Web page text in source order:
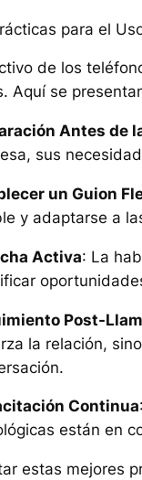
para el
de los
Aquí se
Antes de
sus
un Guion
y adaptarse a
Activa: La
Post-
la relación,
Continua
están en
estas mejores